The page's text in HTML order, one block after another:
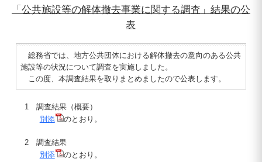
「公共施設等の解体撤去事業に関する調査」結果の公
表
総務省では、地方公共団体における解体撤去の意向のある公共
施設等の状況について調査を実施しました。
この度、本調査結果を取りまとめましたので公表します。
1 調査結果（概要）
別添
のとおり。
2 調査結果
別添
のとおり。